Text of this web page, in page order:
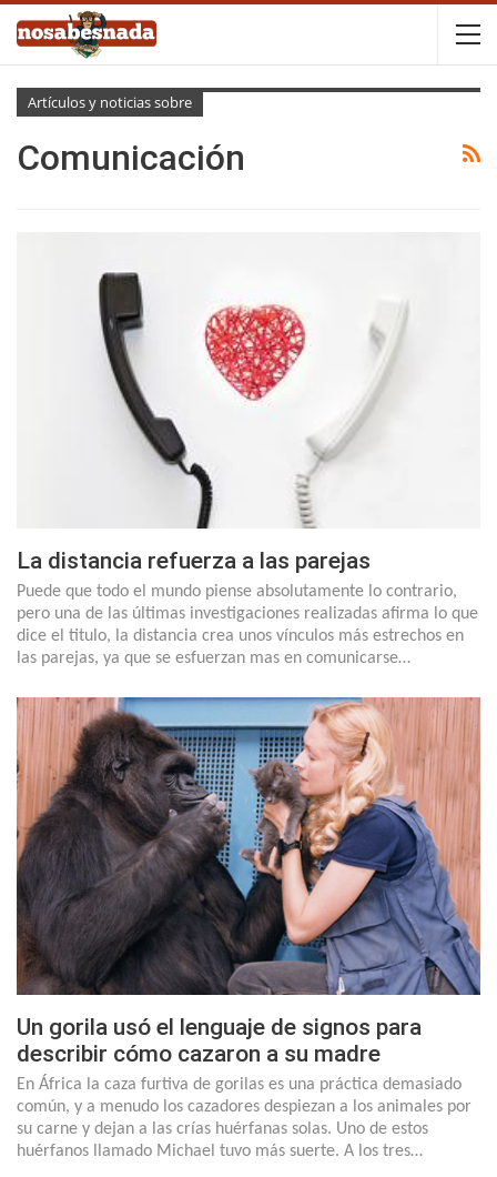
Artículos y noticias sobre
Comunicación
La distancia refuerza a las parejas
Puede que todo el mundo piense absolutamente lo contrario,
pero una de las últimas investigaciones realizadas afirma lo que
dice el titulo, la distancia crea unos vínculos más estrechos en
las parejas, ya que se esfuerzan mas en comunicarse…
Un gorila usó el lenguaje de signos para
describir cómo cazaron a su madre
En África la caza furtiva de gorilas es una práctica demasiado
común, y a menudo los cazadores despiezan a los animales por
su carne y dejan a las crías huérfanas solas. Uno de estos
huérfanos llamado Michael tuvo más suerte. A los tres…